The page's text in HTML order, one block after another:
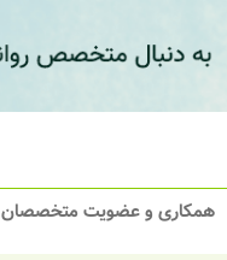
همکاری و عضویت متخصصان